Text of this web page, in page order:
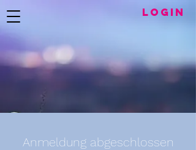
LogIN
Anmeldung abgeschlossen